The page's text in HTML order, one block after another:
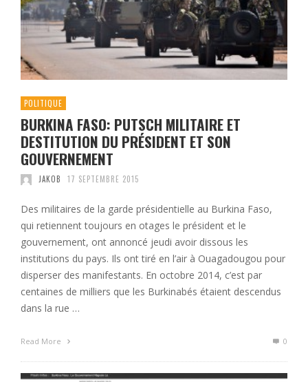
POLITIQUE
BURKINA FASO: PUTSCH MILITAIRE ET
DESTITUTION DU PRÉSIDENT ET SON
GOUVERNEMENT
JAKOB 17 SEPTEMBRE 2015
Des militaires de la garde présidentielle au Burkina Faso,
qui retiennent toujours en otages le président et le
gouvernement, ont annoncé jeudi avoir dissous les
institutions du pays. Ils ont tiré en l’air à Ouagadougou pour
disperser des manifestants. En octobre 2014, c’est par
centaines de milliers que les Burkinabés étaient descendus
dans la rue …
Read More 0